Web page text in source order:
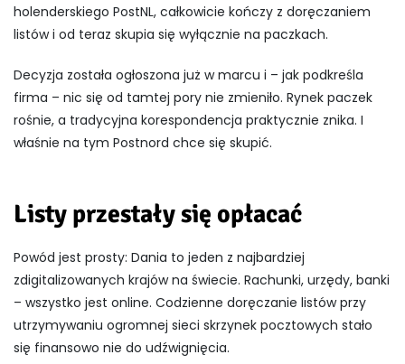
holenderskiego PostNL, całkowicie kończy z doręczaniem
listów i od teraz skupia się wyłącznie na paczkach.
Decyzja została ogłoszona już w marcu i – jak podkreśla
firma – nic się od tamtej pory nie zmieniło. Rynek paczek
rośnie, a tradycyjna korespondencja praktycznie znika. I
właśnie na tym Postnord chce się skupić.
Listy przestały się opłacać
Powód jest prosty: Dania to jeden z najbardziej
zdigitalizowanych krajów na świecie. Rachunki, urzędy, banki
– wszystko jest online. Codzienne doręczanie listów przy
utrzymywaniu ogromnej sieci skrzynek pocztowych stało
się finansowo nie do udźwignięcia.